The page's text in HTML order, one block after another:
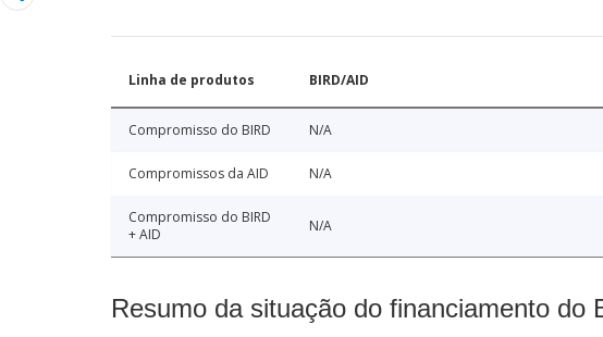
Linha de produtos BIRD/AID
Compromisso do BIRD N/A
Compromissos da AID N/A
Compromisso do BIRD
+ AID
N/A
Resumo da situação do financiamento